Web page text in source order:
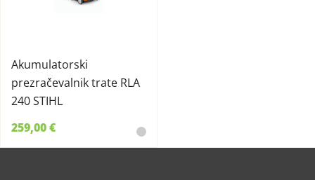
Akumulatorski
prezračevalnik trate RLA
240 STIHL
259,00 €